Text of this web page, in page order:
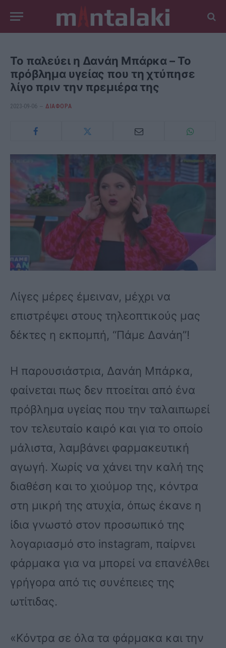
Το παλεύει η Δανάη Μπάρκα – Το
πρόβλημα υγείας που τη χτύπησε
λίγο πριν την πρεμιέρα της
2023-09-06 ΔΙΆΦΟΡΑ
Λίγες μέρες έμειναν, μέχρι να
επιστρέψει στους τηλεοπτικούς μας
δέκτες η εκπομπή, “Πάμε Δανάη”!
Η παρουσιάστρια, Δανάη Μπάρκα,
φαίνεται πως δεν πτοείται από ένα
πρόβλημα υγείας που την ταλαιπωρεί
τον τελευταίο καιρό και για το οποίο
μάλιστα, λαμβάνει φαρμακευτική
αγωγή. Χωρίς να χάνει την καλή της
διαθέση και το χιούμορ της, κόντρα
στη μικρή της ατυχία, όπως έκανε η
ίδια γνωστό στον προσωπικό της
λογαριασμό στο instagram, παίρνει
φάρμακα για να μπορεί να επανέλθει
γρήγορα από τις συνέπειες της
ωτίτιδας.
«Kόντρα σε όλα τα φάρμακα και την